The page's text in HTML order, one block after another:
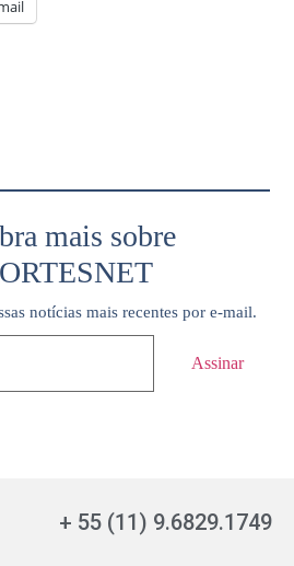
mais sobre
notícias mais recentes por e-mail.
Assinar
+ 55 (11) 9.6829.1749